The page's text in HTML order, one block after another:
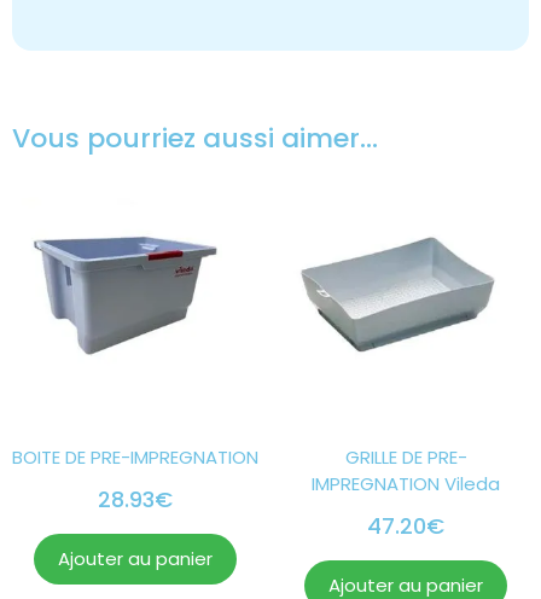
Vous pourriez aussi aimer…
BOITE DE PRE-IMPREGNATION
28.93€
Ajouter au panier
GRILLE DE PRE-
IMPREGNATION Vileda
47.20€
Ajouter au panier